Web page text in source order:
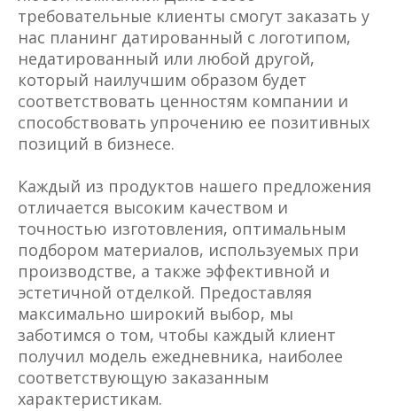
требовательные клиенты смогут заказать у
нас планинг датированный с логотипом,
недатированный или любой другой,
который наилучшим образом будет
соответствовать ценностям компании и
способствовать упрочению ее позитивных
позиций в бизнесе.
Каждый из продуктов нашего предложения
отличается высоким качеством и
точностью изготовления, оптимальным
подбором материалов, используемых при
производстве, а также эффективной и
эстетичной отделкой. Предоставляя
максимально широкий выбор, мы
заботимся о том, чтобы каждый клиент
получил модель ежедневника, наиболее
соответствующую заказанным
характеристикам.